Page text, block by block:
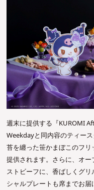
週末に提供する『KUROMI
Weekdayと同内容のティー
苔を纏った笹かまぼこのフ
提供されます。さらに、オ
ストビーフに、香ばしくグ
シャルプレートも席までお届